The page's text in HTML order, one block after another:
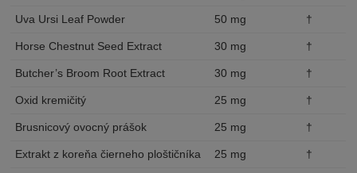
Uva Ursi Leaf Powder 50 mg †
Horse Chestnut Seed Extract 30 mg †
Butcher’s Broom Root Extract 30 mg †
Oxid kremičitý 25 mg †
Brusnicový ovocný prášok 25 mg †
Extrakt z koreňa čierneho ploštičníka 25 mg †